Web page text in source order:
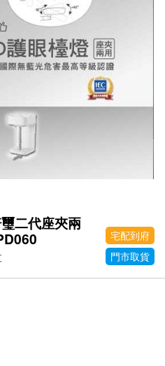
二代座夾兩
宅配到府
門市取貨